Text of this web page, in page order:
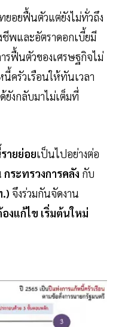
ยอยฟื้นตัวแต่ยังไม่ทั่วถึง
พและอัตราดอกเบี้ยมี
ฟื้นตัวของเศรษฐกิจไม่
ครัวเรือนให้ทันเวลา
ยังกลับมาไม่เต็มที่
ายย่อยเป็นไปอย่างต่อ
กระทรวงการคลัง กับ
จึงร่วมกันจัดงาน
งแก้ไข เริ่มต้นใหม่